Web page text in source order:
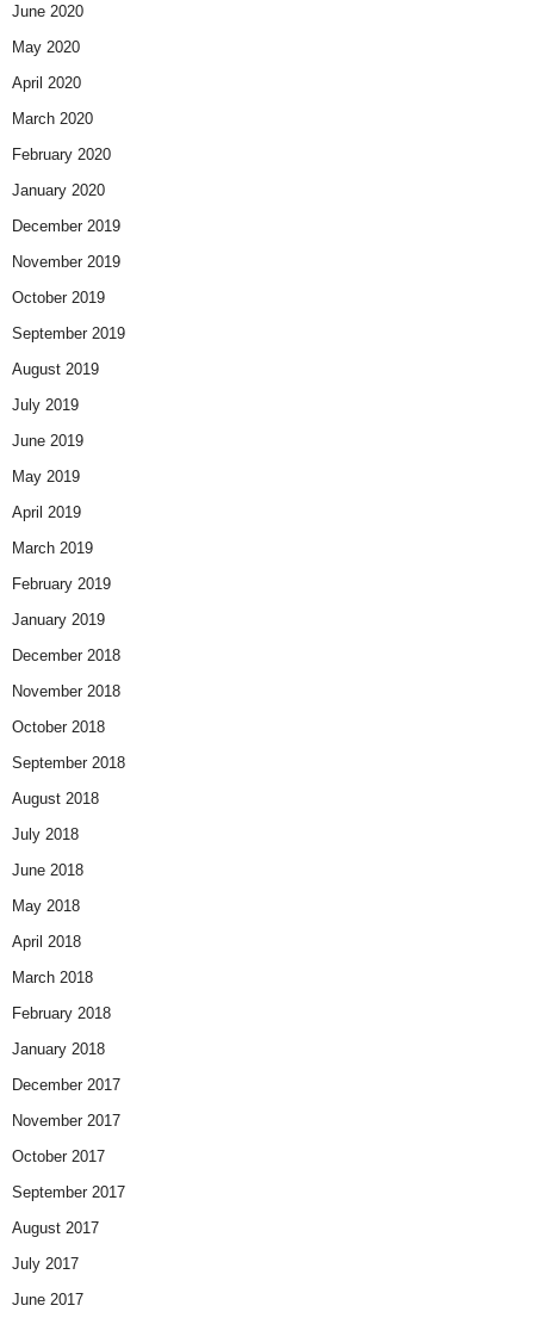
June 2020
May 2020
April 2020
March 2020
February 2020
January 2020
December 2019
November 2019
October 2019
September 2019
August 2019
July 2019
June 2019
May 2019
April 2019
March 2019
February 2019
January 2019
December 2018
November 2018
October 2018
September 2018
August 2018
July 2018
June 2018
May 2018
April 2018
March 2018
February 2018
January 2018
December 2017
November 2017
October 2017
September 2017
August 2017
July 2017
June 2017